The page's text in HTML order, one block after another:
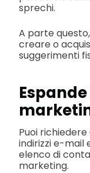
sprechi.
A parte
creare o
suggerimenti
Puoi
indirizzi e-mail
elenco di
marketing.